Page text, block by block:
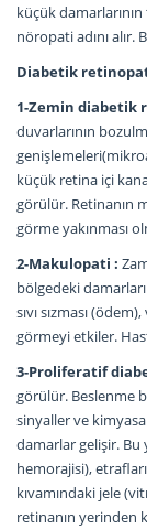
küçük
nöropati adını
Diabetik
1-Zemin diabetik
duvarlarının
küçük retina içi
görülür. Retinanın
görme yakınması
2-Makulopati :
bölgedeki
sıvı sızması
görmeyi etkiler.
3-Proliferatif
görülür. Beslenme
sinyaller ve
damarlar gelişir.
hemorajisi),
kıvamındaki jele
retinanın yerinden